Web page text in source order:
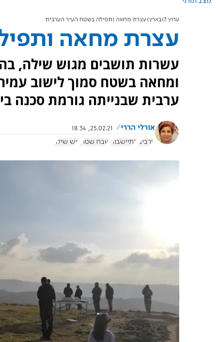
ערוץ 7 בארץ עצרת מחאה ותפילה בשטח העיר הערבית
עצרת מחאה
עשרות תושבים מגוש שילה,
ומחאה בשטח סמוך לישוב
ערבית שבנייתה גורמת סכנה
אורלי הררי
25.02.21, 18:34
ערבים התיישבות שבח שטרן גוש שילה